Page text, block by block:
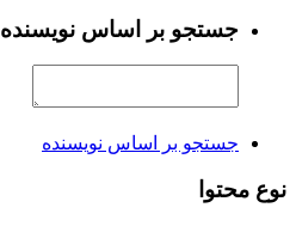
جستجو بر اساس نویسنده
جستجو بر اساس نویسنده
نوع محتوا